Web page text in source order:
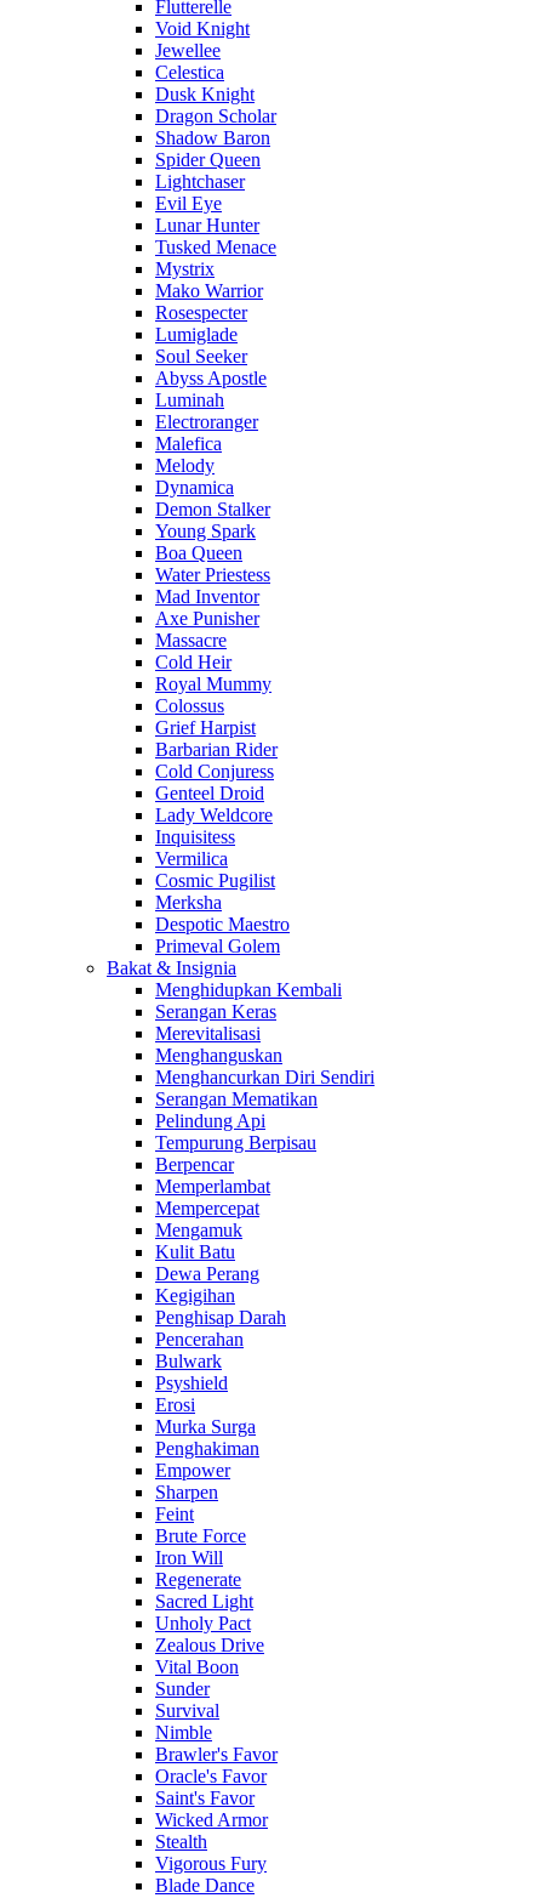
Flutterelle
Void Knight
Jewellee
Celestica
Dusk Knight
Dragon Scholar
Shadow Baron
Spider Queen
Lightchaser
Evil Eye
Lunar Hunter
Tusked Menace
Mystrix
Mako Warrior
Rosespecter
Lumiglade
Soul Seeker
Abyss Apostle
Luminah
Electroranger
Malefica
Melody
Dynamica
Demon Stalker
Young Spark
Boa Queen
Water Priestess
Mad Inventor
Axe Punisher
Massacre
Cold Heir
Royal Mummy
Colossus
Grief Harpist
Barbarian Rider
Cold Conjuress
Genteel Droid
Lady Weldcore
Inquisitess
Vermilica
Cosmic Pugilist
Merksha
Despotic Maestro
Primeval Golem
Bakat & Insignia
Menghidupkan Kembali
Serangan Keras
Merevitalisasi
Menghanguskan
Menghancurkan Diri Sendiri
Serangan Mematikan
Pelindung Api
Tempurung Berpisau
Berpencar
Memperlambat
Mempercepat
Mengamuk
Kulit Batu
Dewa Perang
Kegigihan
Penghisap Darah
Pencerahan
Bulwark
Psyshield
Erosi
Murka Surga
Penghakiman
Empower
Sharpen
Feint
Brute Force
Iron Will
Regenerate
Sacred Light
Unholy Pact
Zealous Drive
Vital Boon
Sunder
Survival
Nimble
Brawler's Favor
Oracle's Favor
Saint's Favor
Wicked Armor
Stealth
Vigorous Fury
Blade Dance